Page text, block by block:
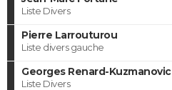
Liste Divers
Pierre Larrouturou
Liste divers gauche
Georges Renard-Kuzmanovic
Liste Divers